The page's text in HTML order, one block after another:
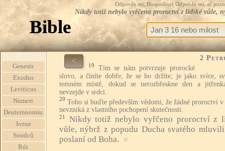
Odpověz mi, Hospodine! Odpověz mi, ať
Nikdy totiž nebylo vyřčeno proroctví z lidské vůle,
Bible
Genesis
Exodus
Leviticus
Numeri
Deuteronomiu
Jozue
Soudců
Rút
< 2
19
Tím se nám potvrzuje prorocké
slovo, a činíte dobře, že se ho držíte; je jako svíce,
temném místě, dokud se nerozbřeskne den a
nevzejde v srdci.
20 Toho si buďte především vědomi, že žádné proroctví v
nevzniká z vlastního pochopení skutečnosti.
21
Nikdy totiž nebylo vyřčeno proroctví z
vůle, nýbrž z popudu Ducha svatého
poslaní od Boha.
☆